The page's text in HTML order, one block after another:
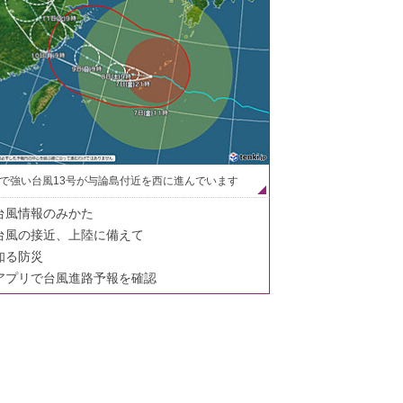
強い台風13号が与論島付近を西に進んでいます
風情報のみかた
風の接近、上陸に備えて
る防災
プリで台風進路予報を確認